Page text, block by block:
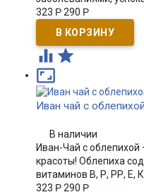
323 Р 290 Р
 

Иван чай с
В наличии
Иван-Чай с
красоты! Облепиха
витаминов В, Р, РР, Е,
323 Р 290 Р